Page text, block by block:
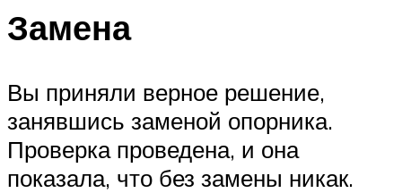
Замена
Вы приняли верное решение,
занявшись заменой опорника.
Проверка проведена, и она
показала, что без замены никак.